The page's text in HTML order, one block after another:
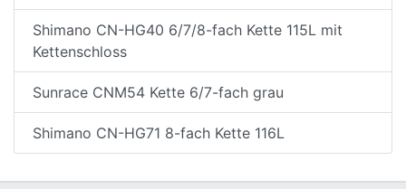
Shimano CN-HG40 6/7/8-fach Kette 115L mit
Kettenschloss
Sunrace CNM54 Kette 6/7-fach grau
Shimano CN-HG71 8-fach Kette 116L